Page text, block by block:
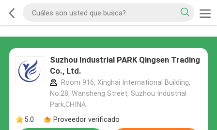
Suzhou Industrial PARK Qingsen Trading
Co., Ltd.
Room 916, Xinghai International Building,
No.28, Wansheng Street, Suzhou Industrial
Park,CHINA
5.0
Proveedor verificado